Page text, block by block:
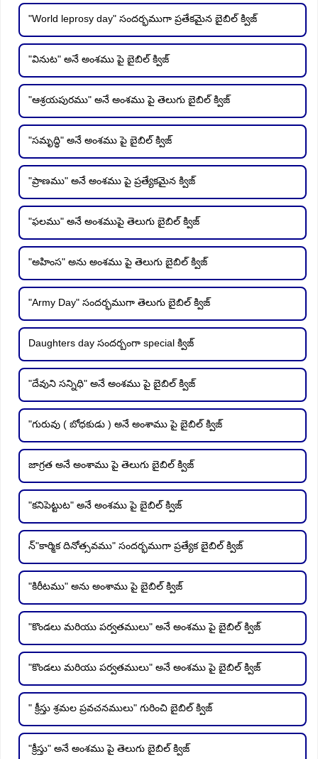
"World leprosy day" సందర్భముగా ప్రతేకమైన బైబిల్ క్విజ్
"వినుట" అనే అంశము పై బైబిల్ క్విజ్
"ఆశ్రయపురము" అనే అంశము పై తెలుగు బైబిల్ క్విజ్
"సమృద్ధి" అనే అంశము పై బైబిల్ క్విజ్
"ప్రాణము" అనే అంశము పై ప్రత్యేకమైన క్విజ్
"ఫలము" అనే అంశముపై తెలుగు బైబిల్ క్విజ్
"అహింస" అను అంశము పై తెలుగు బైబిల్ క్విజ్
"Army Day" సందర్భముగా తెలుగు బైబిల్ క్విజ్
Daughters day సందర్బంగా special క్విజ్
"దేవుని సన్నిధి" అనే అంశము పై బైబిల్ క్విజ్
"గురువు ( బోధకుడు ) అనే అంశాము పై బైబిల్ క్విజ్
జాగ్రత అనే అంశాము పై తెలుగు బైబిల్ క్విజ్
"కనిపెట్టుట" అనే అంశము పై బైబిల్ క్విజ్
న్"కార్మిక దినోత్సవము" సందర్భముగా ప్రత్యేక బైబిల్ క్విజ్
"కిరీటము" అను అంశాము పై బైబిల్ క్విజ్
"కొండలు మరియు పర్వతములు" అనే అంశము పై బైబిల్ క్విజ్
"కొండలు మరియు పర్వతములు" అనే అంశము పై బైబిల్ క్విజ్
" క్రీస్తు శ్రమల ప్రవచనములు" గురించి బైబిల్ క్విజ్
"క్రీస్తు" అనే అంశము పై తెలుగు బైబిల్ క్విజ్